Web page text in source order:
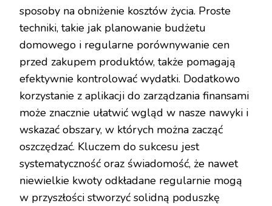
sposoby na obniżenie kosztów życia. Proste
techniki, takie jak planowanie budżetu
domowego i regularne porównywanie cen
przed zakupem produktów, także pomagają
efektywnie kontrolować wydatki. Dodatkowo
korzystanie z aplikacji do zarządzania finansami
może znacznie ułatwić wgląd w nasze nawyki i
wskazać obszary, w których można zacząć
oszczędzać. Kluczem do sukcesu jest
systematyczność oraz świadomość, że nawet
niewielkie kwoty odkładane regularnie mogą
w przyszłości stworzyć solidną poduszkę